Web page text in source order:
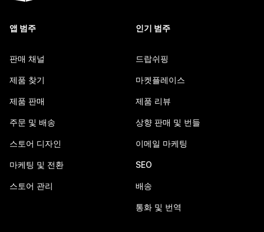
앱 범주
판매 채널
제품 찾기
제품 판매
주문 및 배송
스토어 디자인
마케팅 및 전환
스토어 관리
인기 범주
드랍쉬핑
마켓플레이스
제품 리뷰
상향 판매 및 번들
이메일 마케팅
SEO
배송
통화 및 번역